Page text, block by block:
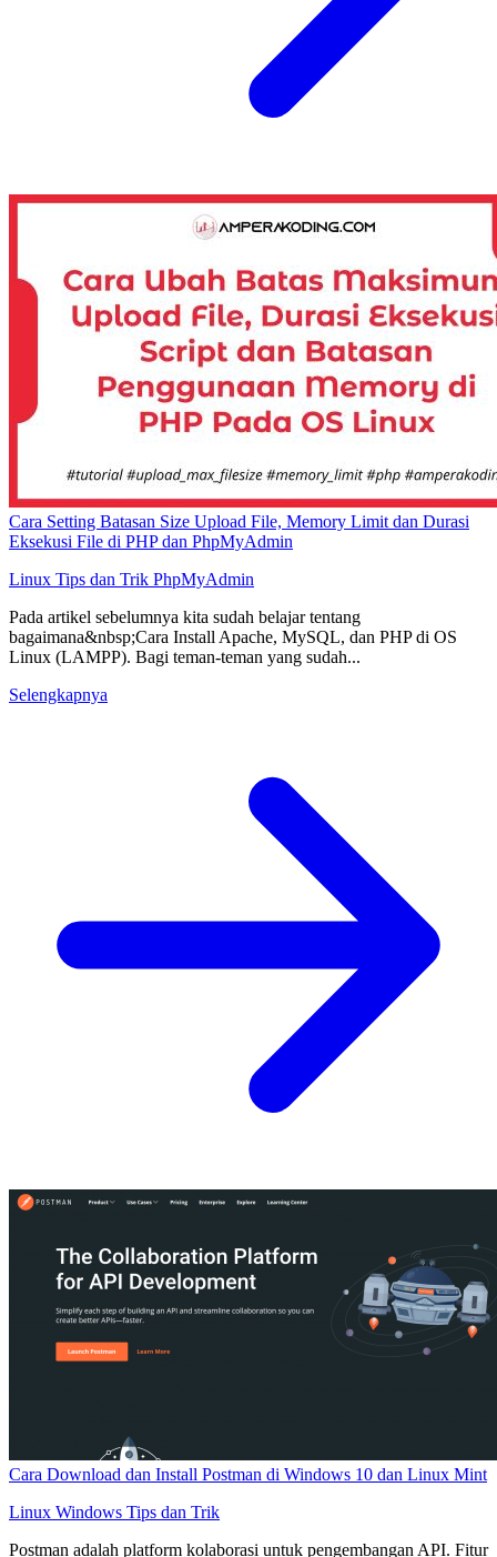
Cara Setting Batasan Size Upload File, Memory Limit dan Durasi
Eksekusi File di PHP dan PhpMyAdmin
Linux Tips dan Trik PhpMyAdmin
Pada artikel sebelumnya kita sudah belajar tentang
bagaimana&nbsp;Cara Install Apache, MySQL, dan PHP di OS
Linux (LAMPP). Bagi teman-teman yang sudah...
Selengkapnya
Cara Download dan Install Postman di Windows 10 dan Linux Mint
Linux Windows Tips dan Trik
Postman adalah platform kolaborasi untuk pengembangan API. Fitur